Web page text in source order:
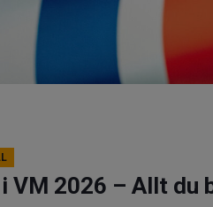
VM 2026 – Allt du